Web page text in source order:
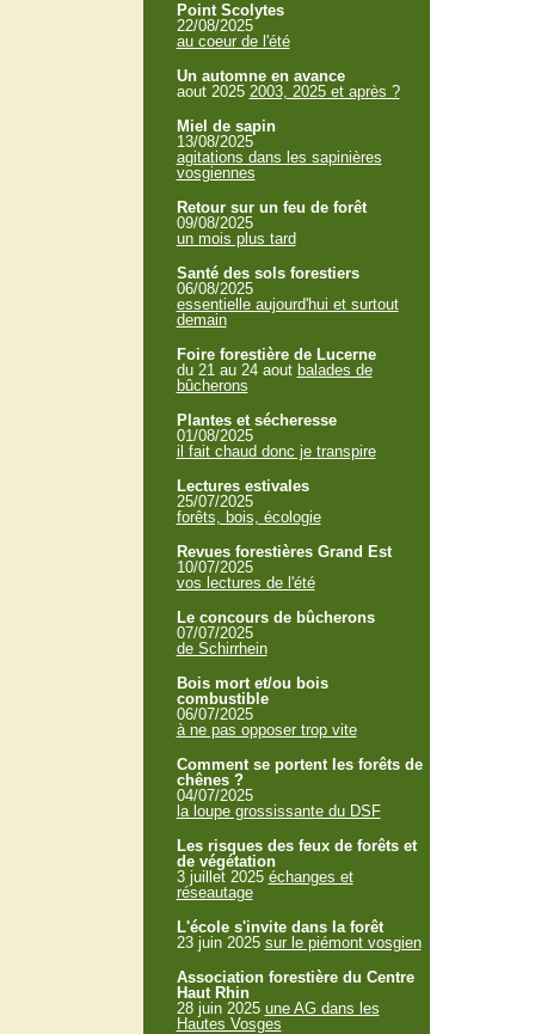
Point Scolytes
22/08/2025
au coeur de l'été
Un automne en avance
aout 2025 2003, 2025 et après ?
Miel de sapin
13/08/2025
agitations dans les sapinières
vosgiennes
Retour sur un feu de forêt
09/08/2025
un mois plus tard
Santé des sols forestiers
06/08/2025
essentielle aujourd'hui et surtout
demain
Foire forestière de Lucerne
du 21 au 24 aout balades de
bûcherons
Plantes et sécheresse
01/08/2025
il fait chaud donc je transpire
Lectures estivales
25/07/2025
forêts, bois, écologie
Revues forestières Grand Est
10/07/2025
vos lectures de l'été
Le concours de bûcherons
07/07/2025
de Schirrhein
Bois mort et/ou bois
combustible
06/07/2025
à ne pas opposer trop vite
Comment se portent les forêts de
chênes ?
04/07/2025
la loupe grossissante du DSF
Les risques des feux de forêts et
de végétation
3 juillet 2025 échanges et
réseautage
L'école s'invite dans la forêt
23 juin 2025 sur le piémont vosgien
Association forestière du Centre
Haut Rhin
28 juin 2025 une AG dans les
Hautes Vosges